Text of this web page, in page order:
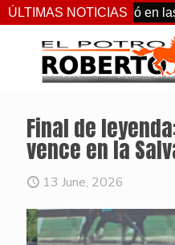
ÚLTIMAS NOTICIAS
Jr. sorprendió en las
Final de
vence en la
13 June, 2026